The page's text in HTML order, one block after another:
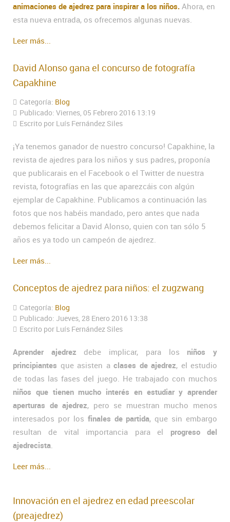
animaciones de ajedrez para inspirar a los niños. Ahora, en
esta nueva entrada, os ofrecemos algunas nuevas.
Leer más...
David Alonso gana el concurso de fotografía
Capakhine
Categoría: Blog
Publicado: Viernes, 05 Febrero 2016 13:19
Escrito por Luís Fernández Siles
¡Ya tenemos ganador de nuestro concurso! Capakhine, la
revista de ajedres para los niños y sus padres, proponía
que publicarais en el Facebook o el Twitter de nuestra
revista, fotografías en las que aparezcáis con algún
ejemplar de Capakhine. Publicamos a continuación las
fotos que nos habéis mandado, pero antes que nada
debemos felicitar a David Alonso, quien con tan sólo 5
años es ya todo un campeón de ajedrez.
Leer más...
Conceptos de ajedrez para niños: el zugzwang
Categoría: Blog
Publicado: Jueves, 28 Enero 2016 13:38
Escrito por Luís Fernández Siles
Aprender ajedrez debe implicar, para los niños y
principiantes que asisten a clases de ajedrez, el estudio
de todas las fases del juego. He trabajado con muchos
niños que tienen mucho interés en estudiar y aprender
aperturas de ajedrez, pero se muestran mucho menos
interesados por los finales de partida, que sin embargo
resultan de vital importancia para el progreso del
ajedrecista
Leer más...
Innovación en el ajedrez en edad preescolar
(preajedrez)